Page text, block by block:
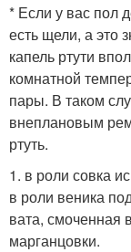
* Если у вас пол
есть щели, а это
капель ртути
комнатной
пары. В таком
внеплановым
ртуть.
1. в роли совка
в роли веника
вата, смоченная
марганцовки.